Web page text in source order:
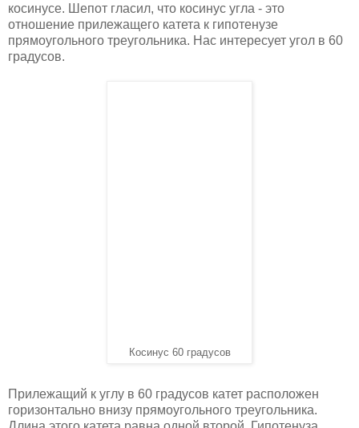
косинусе. Шепот гласил, что косинус угла - это
отношение прилежащего катета к гипотенузе
прямоугольного треугольника. Нас интересует угол в 60
градусов.
Косинус 60 градусов
Прилежащий к углу в 60 градусов катет расположен
горизонтально внизу прямоугольного треугольника.